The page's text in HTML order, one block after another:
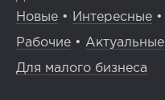
Новые • Интересные •
Рабочие • Актуальные
Для малого бизнеса